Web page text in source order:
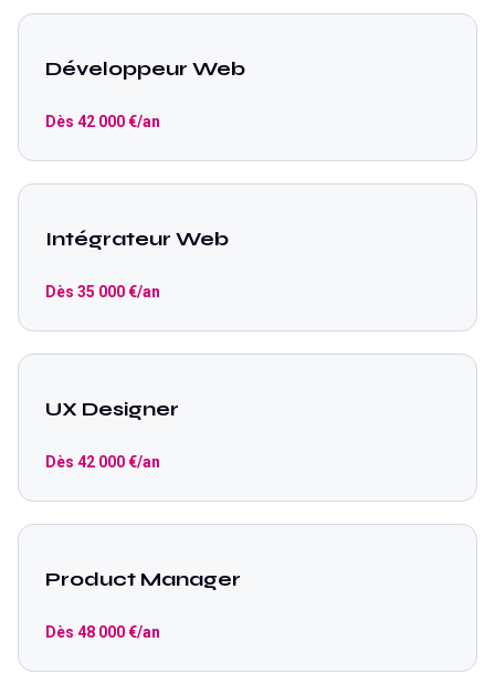
Développeur Web
Dès 42 000€/an
Intégrateur Web
Dès 35 000€/an
UX Designer
Dès 42 000€/an
Product Manager
Dès 48 000€/an